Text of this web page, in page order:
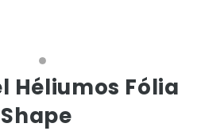
Héliumos Fólia